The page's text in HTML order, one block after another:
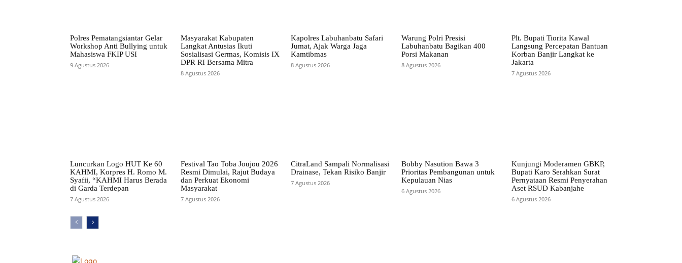
Polres Pematangsiantar Gelar
Workshop Anti Bullying untuk
Mahasiswa FKIP USI
9 Agustus 2026
Masyarakat Kabupaten
Langkat Antusias Ikuti
Sosialisasi Germas, Komisis IX
DPR RI Bersama Mitra
8 Agustus 2026
Kapolres Labuhanbatu Safari
Jumat, Ajak Warga Jaga
Kamtibmas
8 Agustus 2026
Warung Polri Presisi
Labuhanbatu Bagikan 400
Porsi Makanan
8 Agustus 2026
Plt. Bupati Tiorita Kawal
Langsung Percepatan Bantuan
Korban Banjir Langkat ke
Jakarta
7 Agustus 2026
Luncurkan Logo HUT Ke 60
KAHMI, Korpres H. Romo M.
Syafii, “KAHMI Harus Berada
di Garda Terdepan
7 Agustus 2026
Festival Tao Toba Joujou 2026
Resmi Dimulai, Rajut Budaya
dan Perkuat Ekonomi
Masyarakat
7 Agustus 2026
CitraLand Sampali Normalisasi
Drainase, Tekan Risiko Banjir
7 Agustus 2026
Bobby Nasution Bawa 3
Prioritas Pembangunan untuk
Kepulauan Nias
6 Agustus 2026
Kunjungi Moderamen GBKP,
Bupati Karo Serahkan Surat
Pernyataan Resmi Penyerahan
Aset RSUD Kabanjahe
6 Agustus 2026